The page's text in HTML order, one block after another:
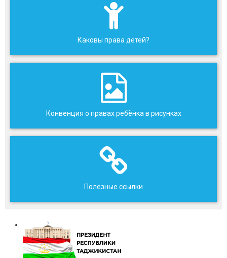
Каковы права детей?
Конвенция о правах ребёнка в рисунках
Полезные ссылки